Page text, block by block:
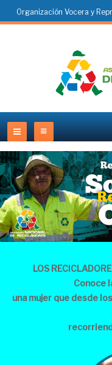
Organización Vocera y
LOS
Conoce
una mujer que desde